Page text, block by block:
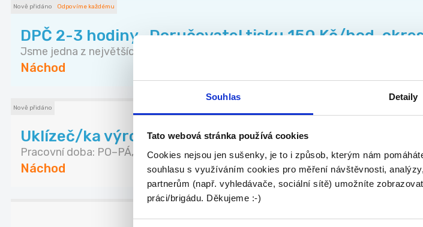
Souhlas Detaily
Tato webová stránka používá cookies
Cookies nejsou jen sušenky, je to i způsob, kterým nám
souhlasu s využíváním cookies pro měření návštěvnosti,
partnerům (např. vyhledávače, sociální sítě) umožníte
práci/brigádu. Děkujeme :-)
Nově přidáno Odpovíme každému
DPČ 2-3 hodiny -Doručovatel tisku 150 Kč/hod.
Jsme jedna z největších personálních společností...
Náchod
Nově přidáno
Uklízeč/ka výrobních prostor
Pracovní doba: PO–PÁ, 16:00–20:00 nebo 15:00 - 1...
Náchod